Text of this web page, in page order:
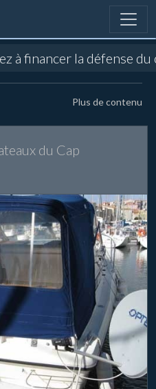
à financer la défense
Plus de contenu
du Cap